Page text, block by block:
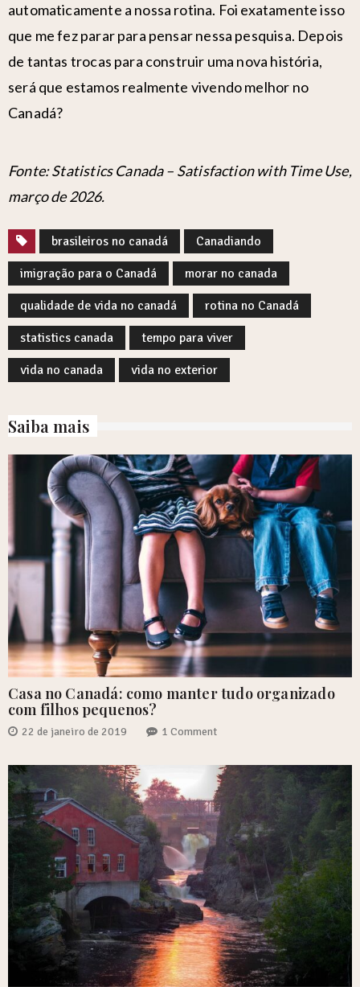
automaticamente a nossa rotina. Foi exatamente isso
que me fez parar para pensar nessa pesquisa. Depois
de tantas trocas para construir uma nova história,
será que estamos realmente vivendo melhor no
Canadá?
Fonte: Statistics Canada – Satisfaction with Time Use,
março de 2026.
brasileiros no canadá
Canadiando
imigração para o Canadá
morar no canada
qualidade de vida no canadá
rotina no Canadá
statistics canada
tempo para viver
vida no canada
vida no exterior
Saiba mais
Casa no Canadá: como manter tudo organizado
com filhos pequenos?
22 de janeiro de 2019 1 Comment